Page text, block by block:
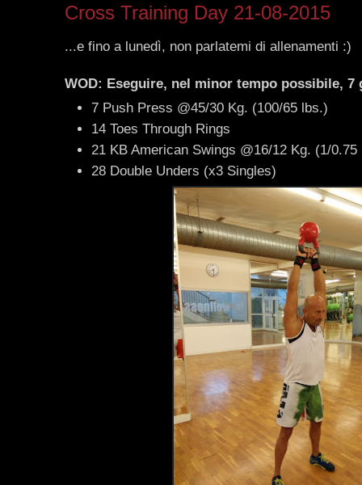
Cross Training Day 21-08-2015
...e fino a lunedì, non parlatemi di allenamenti :)
WOD: Eseguire, nel minor tempo possibile,
7 Push Press @45/30 Kg. (100/65 lbs.)
14 Toes Through Rings
21 KB American Swings @16/12 Kg. (1/
28 Double Unders (x3 Singles)